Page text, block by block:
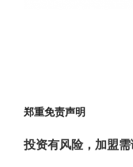
郑重免责声明
投资有风险，加盟